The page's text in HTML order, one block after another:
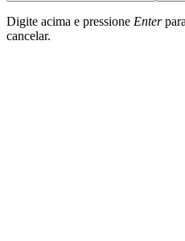
Digite acima e pressione Enter
cancelar.